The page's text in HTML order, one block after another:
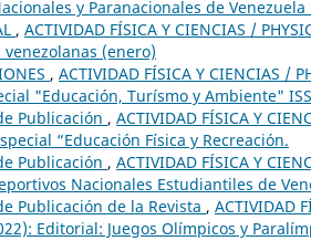
y Paranacionales de
, ACTIVIDAD FÍSICA Y CIENCIAS /
(enero)
, ACTIVIDAD FÍSICA Y CIENCIAS /
"Educación, Turísmo y Ambiente"
Publicación , ACTIVIDAD FÍSICA Y
“Educación Física y Recreación.
Publicación , ACTIVIDAD FÍSICA Y
Nacionales Estudiantiles de
Publicación de la Revista , ACTIVIDAD
Editorial: Juegos Olímpicos y